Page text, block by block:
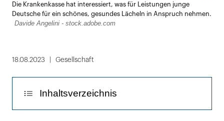
Die Krankenkasse hat interessiert, was für Leistungen junge
Deutsche für ein schönes, gesundes Lächeln in Anspruch nehmen.
Davide Angelini - stock.adobe.com
18.08.2023 Gesellschaft
Inhaltsverzeichnis